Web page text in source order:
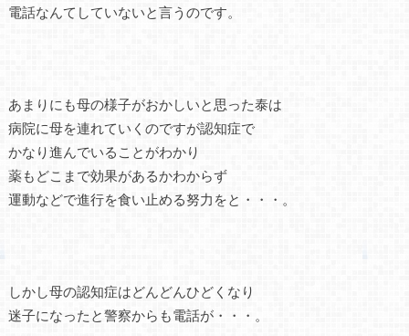
電話なんてしていないと言うのです。
あまりにも母の様子がおかしいと思った泰は
病院に母を連れていくのですが認知症で
かなり進んでいることがわかり
薬もどこまで効果があるかわからず
運動などで進行を食い止める努力をと・・・。
しかし母の認知症はどんどんひどくなり
迷子になったと警察からも電話が・・・。